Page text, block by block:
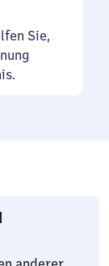
Sie,